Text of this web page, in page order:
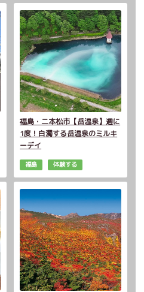
福島・二本松市【岳温泉】週に
1度！白濁する岳温泉のミルキ
ーデイ
福島 体験する